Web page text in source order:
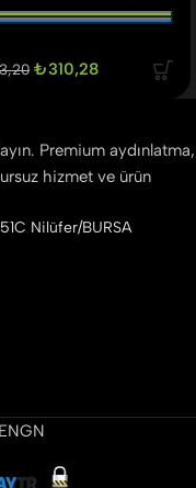
₺310,28
Premium aydınlatma,
hizmet ve ürün
Nilüfer/BURSA